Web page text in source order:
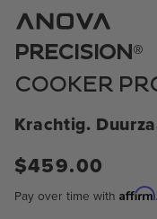
in
PRECISION®
COOKER
Krachtig.
Normale
$459.00
Pay over time with Affirm